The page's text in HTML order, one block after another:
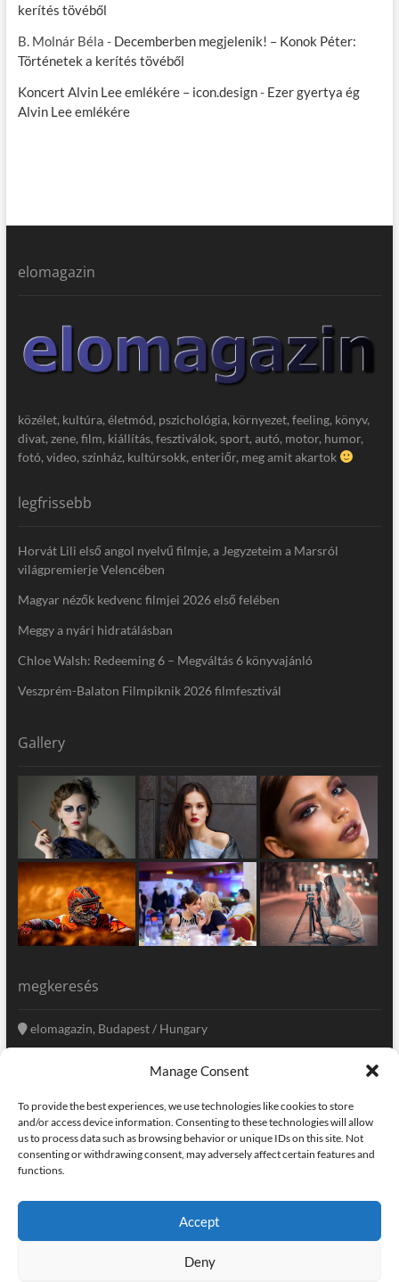
Manage Consent
To provide the best experiences, we use technologies like cookies to store
and/or access device information. Consenting to these technologies will allow
us to process data such as browsing behavior or unique IDs on this site. Not
consenting or withdrawing consent, may adversely affect certain features and
functions.
Accept
Deny
kerítés tövéből
B. Molnár Béla - Decemberben megjelenik! – Konok Péter:
Történetek a kerítés tövéből
Koncert Alvin Lee emlékére – icon.design- Ezer gyertya ég
Alvin Lee emlékére
elomagazin
közélet, kultúra, életmód, pszichológia, környezet, feeling, könyv,
divat, zene, film, kiállítás, fesztiválok, sport, autó, motor, humor,
fotó, video, színház, kultúrsokk, enteriőr, meg amit akartok
legfrissebb
Horvát Lili első angol nyelvű filmje, a Jegyzeteim a Marsról
világpremierje Velencében
Magyar nézők kedvenc filmjei 2026 első felében
Meggy a nyári hidratálásban
Chloe Walsh: Redeeming 6 – Megváltás 6 könyvajánló
Veszprém-Balaton Filmpiknik 2026 filmfesztivál
Gallery
megkeresés
elomagazin, Budapest / Hungary
szerkesztoseg@elomagazin.com
elomagazin
home adatvédelem impresszum kapcsolat